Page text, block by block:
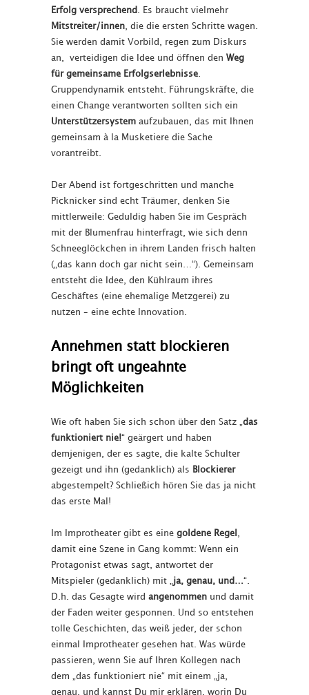
Erfolg versprechend
. Es braucht vielmehr
Mitstreiter/innen , die die ersten Schritte wagen.
Sie werden damit Vorbild, regen zum Diskurs
an, verteidigen die Idee und öffnen den Weg
für gemeinsame Erfolgserlebnisse
Gruppendynamik entsteht. Führungskräfte, die
einen Change verantworten sollten sich ein
Unterstützersystem aufzubauen, das mit Ihnen
gemeinsam à la Musketiere die Sache
vorantreibt.
Der Abend ist fortgeschritten und manche
Picknicker sind echt Träumer, denken Sie
mittlerweile: Geduldig haben Sie im Gespräch
mit der Blumenfrau hinterfragt, wie sich denn
Schneeglöckchen in ihrem Landen frisch halten
(„das kann doch gar nicht sein…“). Gemeinsam
entsteht die Idee, den Kühlraum ihres
Geschäftes (eine ehemalige Metzgerei) zu
nutzen – eine echte Innovation.
Annehmen statt blockieren
bringt oft ungeahnte
Möglichkeiten
Wie oft haben Sie sich schon über den Satz „ das
funktioniert nie!“ geärgert und haben
demjenigen, der es sagte, die kalte Schulter
gezeigt und ihn (gedanklich) als
Blockierer
abgestempelt? Schließich hören Sie das ja nicht
das erste Mal!
Im Improtheater gibt es eine goldene Regel
damit eine Szene in Gang kommt: Wenn ein
Protagonist etwas sagt, antwortet der
Mitspieler (gedanklich) mit „ ja, genau, und…“.
D.h. das Gesagte wird angenommen und damit
der Faden weiter gesponnen. Und so entstehen
tolle Geschichten, das weiß jeder, der schon
einmal Improtheater gesehen hat. Was würde
passieren, wenn Sie auf Ihren Kollegen nach
dem „das funktioniert nie“ mit einem „ja,
genau, und kannst Du mir erklären, worin Du